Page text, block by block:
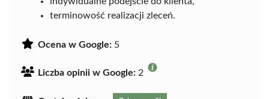
terminowość realizacji zleceń.
Ocena w Google: 5
Liczba opinii w Google: 2